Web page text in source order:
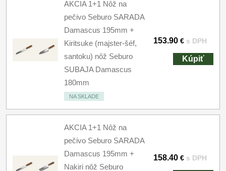
AKCIA 1+1 Nôž na
pečivo Seburo SARADA
Damascus 195mm +
Kiritsuke (majster-šéf,
santoku) nôž Seburo
SUBAJA Damascus
180mm
NA SKLADE
153.90 € s DPH
Kúpiť
AKCIA 1+1 Nôž na
pečivo Seburo SARADA
Damascus 195mm +
Nakiri nôž Seburo
158.40 € s DPH